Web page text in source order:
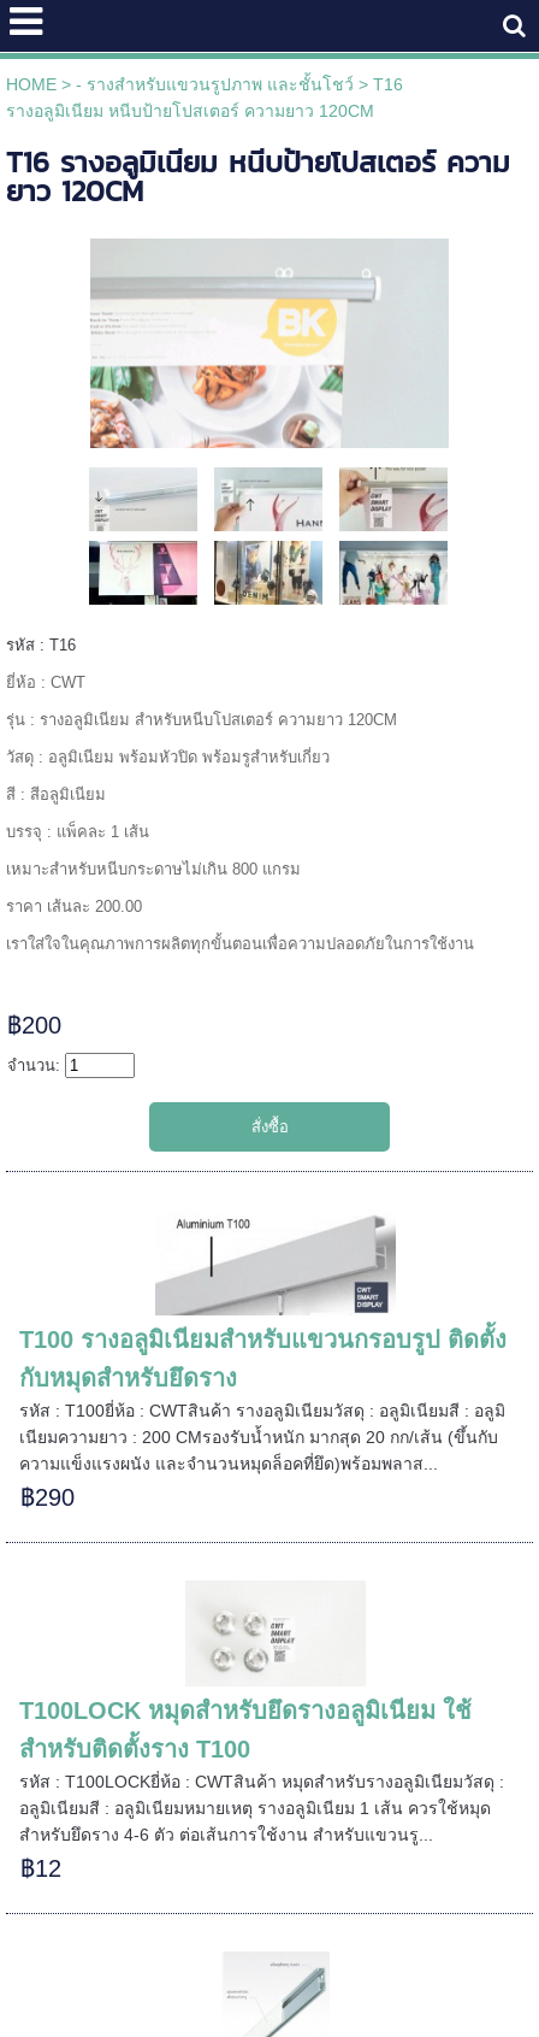
HOME> - รางสำหรับแขวนรูปภาพ และชั้นโชว์ > T16
รางอลูมิเนียม หนีบป้ายโปสเตอร์ ความยาว 120CM
T16 รางอลูมิเนียม หนีบป้ายโปสเตอร์ ความ
ยาว 120CM
รหัส : T16
ยี่ห้อ : CWT
รุ่น : รางอลูมิเนียม สำหรับหนีบโปสเตอร์ ความยาว 120CM
วัสดุ : อลูมิเนียม พร้อมหัวปิด พร้อมรูสำหรับเกี่ยว
สี : สีอลูมิเนียม
บรรจุ : แพ็คละ 1 เส้น
เหมาะสำหรับหนีบกระดาษไม่เกิน 800 แกรม
ราคา เส้นละ 200.00
เราใส่ใจในคุณภาพการผลิตทุกขั้นตอนเพื่อความปลอดภัยในการใช้งาน
฿200
จำนวน:
T100 รางอลูมิเนียมสำหรับแขวนกรอบรูป ติดตั้ง
กับหมุดสำหรับยึดราง
รหัส : T100ยี่ห้อ : CWTสินค้า รางอลูมิเนียมวัสดุ : อลูมิเนียมสี : อลูมิ
เนียมความยาว : 200 CMรองรับน้ำหนัก มากสุด 20 กก/เส้น (ขึ้นกับ
ความแข็งแรงผนัง และจำนวนหมุดล็อคที่ยึด)พร้อมพลาส...
฿290
T100LOCK หมุดสำหรับยึดรางอลูมิเนียม ใช้
สำหรับติดตั้งราง T100
รหัส : T100LOCKยี่ห้อ : CWTสินค้า หมุดสำหรับรางอลูมิเนียมวัสดุ :
อลูมิเนียมสี : อลูมิเนียมหมายเหตุ รางอลูมิเนียม 1 เส้น ควรใช้หมุด
สำหรับยึดราง 4-6 ตัว ต่อเส้นการใช้งาน สำหรับแขวนรู...
฿12